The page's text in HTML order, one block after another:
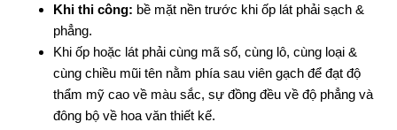
Khi thi công: bề mặt nền trước khi ốp lát phải sạch &
phẳng.
Khi ốp hoặc lát phải cùng mã số, cùng lô, cùng loại &
cùng chiều mũi tên nằm phía sau viên gạch để đạt độ
thẩm mỹ cao về màu sắc, sự đồng đều về độ phẳng và
đông bộ về hoa văn thiết kế.